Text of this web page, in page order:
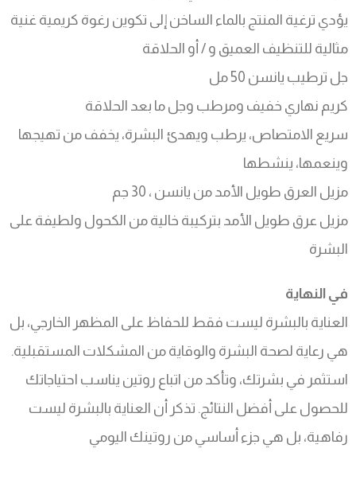
يؤدي ترغية المنتج بالماء الساخن إلى تكوين رغوة كريمية غنية
مثالية للتنظيف العميق و / أو الحلاقة
جل ترطيب يانسن 50 مل
كريم نهاري خفيف ومرطب وجل ما بعد الحلاقة
سريع الامتصاص، يرطب ويهدئ البشرة، يخفف من تهيجها
وينعمها، ينشطها
مزيل العرق طويل الأمد من يانسن ، 30 جم
مزيل عرق طويل الأمد بتركيبة خالية من الكحول ولطيفة على
البشرة
في النهاية
العناية بالبشرة ليست فقط للحفاظ على المظهر الخارجي، بل
هي رعاية لصحة البشرة والوقاية من المشكلات المستقبلية.
استثمر في بشرتك، وتأكد من اتباع روتين يناسب احتياجاتك
للحصول على أفضل النتائج. تذكر أن العناية بالبشرة ليست
رفاهية، بل هي جزء أساسي من روتينك اليومي